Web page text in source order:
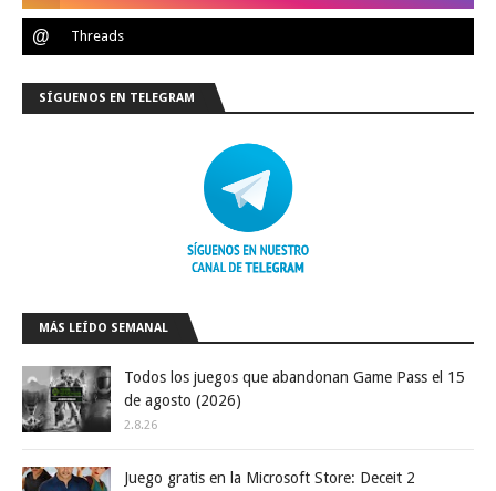
SÍGUENOS EN TELEGRAM
MÁS LEÍDO SEMANAL
Todos los juegos que abandonan Game Pass el 15
de agosto (2026)
2.8.26
Juego gratis en la Microsoft Store: Deceit 2